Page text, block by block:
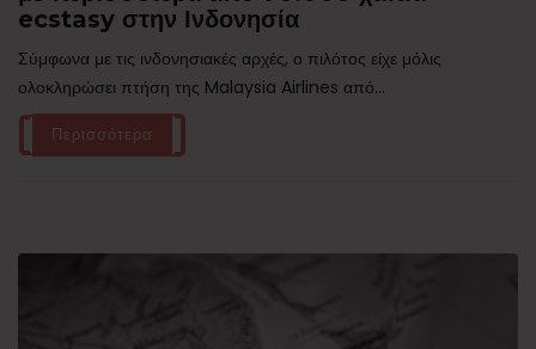
ecstasy στην Ινδονησία
Σύμφωνα με τις ινδονησιακές αρχές, ο πιλότος είχε μόλις
ολοκληρώσει πτήση της Malaysia Airlines από...
Περισσότερα